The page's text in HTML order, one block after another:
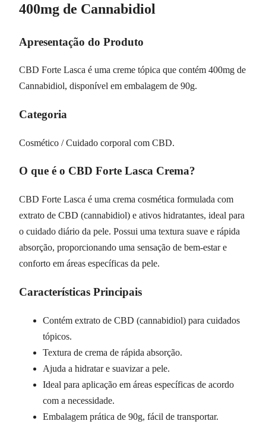
400mg de Cannabidiol
Apresentação do Produto
CBD Forte Lasca é uma creme tópica que contém 400mg de
Cannabidiol, disponível em embalagem de 90g.
Categoria
Cosmético / Cuidado corporal com CBD.
O que é o CBD Forte Lasca Crema?
CBD Forte Lasca é uma crema cosmética formulada com
extrato de CBD (cannabidiol) e ativos hidratantes, ideal para
o cuidado diário da pele. Possui uma textura suave e rápida
absorção, proporcionando uma sensação de bem-estar e
conforto em áreas específicas da pele.
Características Principais
Contém extrato de CBD (cannabidiol) para cuidados
tópicos.
Textura de crema de rápida absorção.
Ajuda a hidratar e suavizar a pele.
Ideal para aplicação em áreas específicas de acordo
com a necessidade.
Embalagem prática de 90g, fácil de transportar.